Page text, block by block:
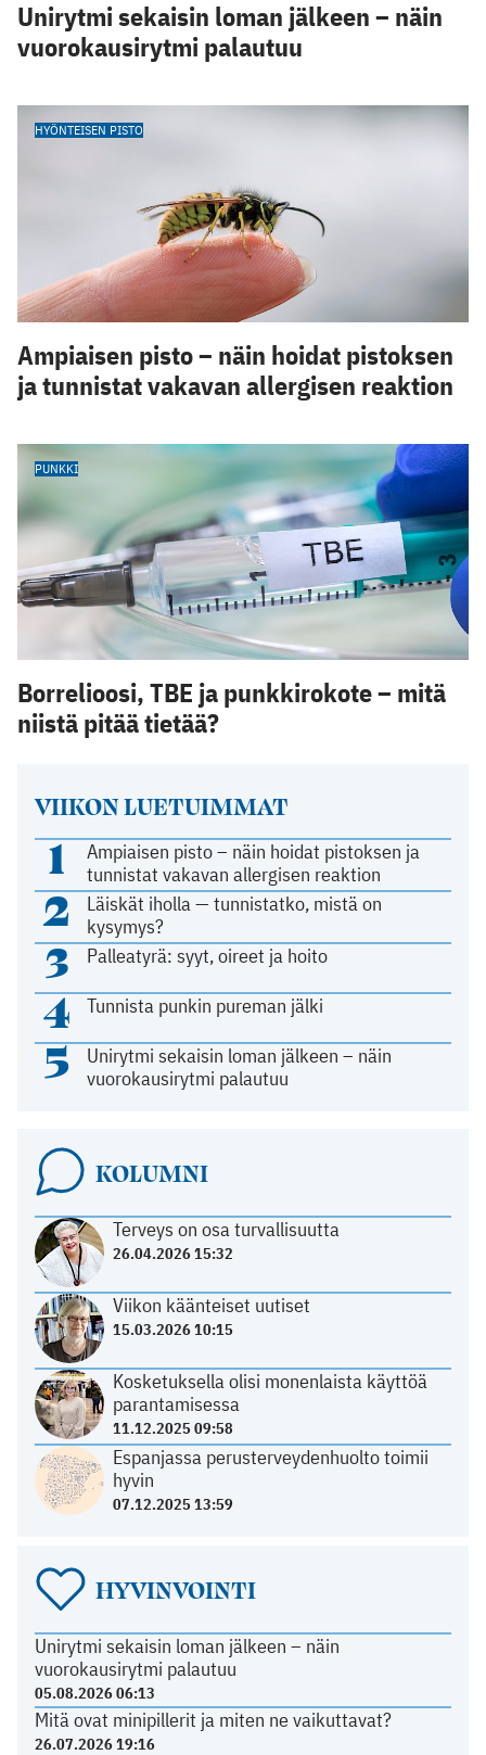
VIIKON LUETUIMMAT
1
Ampiaisen pisto – näin hoidat pistoksen ja
tunnistat vakavan allergisen reaktion
2
Läiskät iholla — tunnistatko, mistä on
kysymys?
3 Palleatyrä: syyt, oireet ja hoito
4 Tunnista punkin pureman jälki
5
Unirytmi sekaisin loman jälkeen – näin
vuorokausirytmi palautuu
KOLUMNI
Terveys on osa turvallisuutta
26.04.2026 15:32
Viikon käänteiset uutiset
15.03.2026 10:15
Kosketuksella olisi monenlaista käyttöä
parantamisessa
11.12.2025 09:58
Espanjassa perusterveydenhuolto toimii
hyvin
07.12.2025 13:59
HYVINVOINTI
Unirytmi sekaisin loman jälkeen – näin
vuorokausirytmi palautuu
05.08.2026 06:13
Mitä ovat minipillerit ja miten ne vaikuttavat?
26.07.2026 19:16
Unirytmi sekaisin loman jälkeen – näin
vuorokausirytmi palautuu
HYÖNTEISEN PISTO
Ampiaisen pisto – näin hoidat pistoksen
ja tunnistat vakavan allergisen reaktion
PUNKKI
Borrelioosi, TBE ja punkkirokote – mitä
niistä pitää tietää?